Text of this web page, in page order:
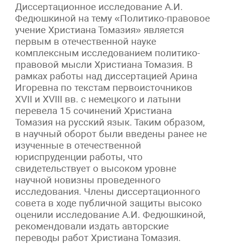
Диссертационное исследование А.И.
Федюшкиной на тему «Политико-правовое
учение Христиана Томазия» является
первым в отечественной науке
комплексным исследованием политико-
правовой мысли Христиана Томазия. В
рамках работы над диссертацией Арина
Игоревна по текстам первоисточников
XVII и XVIII вв. с немецкого и латыни
перевела 15 сочинений Христиана
Томазия на русский язык. Таким образом,
в научный оборот были введены ранее не
изученные в отечественной
юриспруденции работы, что
свидетельствует о высоком уровне
научной новизны проведенного
исследования. Члены диссертационного
совета в ходе публичной защиты высоко
оценили исследование А.И. Федюшкиной,
рекомендовали издать авторские
переводы работ Христиана Томазия.